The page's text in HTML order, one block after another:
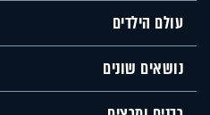
עולם הילדים
נושאים שונים